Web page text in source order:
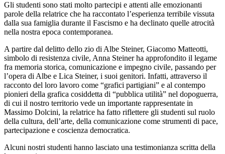
Gli studenti sono stati molto partecipi e attenti alle emozionanti
parole della relatrice che ha raccontato l’esperienza terribile vissuta
dalla sua famiglia durante il Fascismo e ha declinato quelle atrocità
nella nostra epoca contemporanea.
A partire dal delitto dello zio di Albe Steiner, Giacomo Matteotti,
simbolo di resistenza civile, Anna Steiner ha approfondito il legame
fra memoria storica, comunicazione e impegno civile, passando per
l’opera di Albe e Lica Steiner, i suoi genitori. Infatti, attraverso il
racconto del loro lavoro come “grafici partigiani” e al contempo
pionieri della grafica cosiddetta di “pubblica utilità” nel dopoguerra,
di cui il nostro territorio vede un importante rappresentate in
Massimo Dolcini, la relatrice ha fatto riflettere gli studenti sul ruolo
della cultura, dell’arte, della comunicazione come strumenti di pace,
partecipazione e coscienza democratica.
Alcuni nostri studenti hanno lasciato una testimonianza scritta della